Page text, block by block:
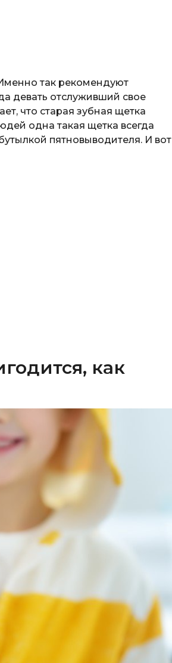
так рекомендуют
девать отслуживший свое
что старая зубная щетка
одна такая щетка всегда
пятновыводителя. И вот
как